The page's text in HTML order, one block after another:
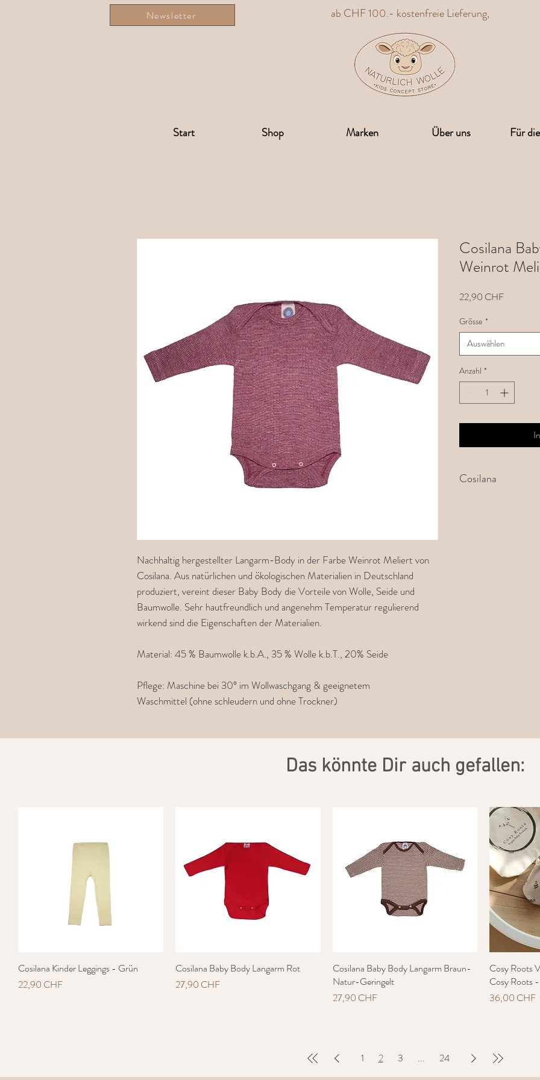
ab CHF 100.- kostenfreie Lieferung,
Newsletter
Start Shop Marken Über uns Für
Nachhaltig hergestellter Langarm-Body in der Farbe Weinrot Meliert von
Cosilana. Aus natürlichen und ökologischen Materialien in Deutschland
produziert, vereint dieser Baby Body die Vorteile von Wolle, Seide und
Baumwolle. Sehr hautfreundlich und angenehm Temperatur regulierend
wirkend sind die Eigenschaften der Materialien.
Material: 45 % Baumwolle k.b.A., 35 % Wolle k.b.T., 20% Seide
Pflege: Maschine bei 30° im Wollwaschgang & geeignetem
Waschmittel (ohne schleudern und ohne Trockner)
Cosilana
Weinrot
22,90 CHFPreis
Grösse *
Auswählen
Anzahl *
Cosilana
​Das könnte Dir auch gefallen:
Schnellansicht
Cosilana Kinder Leggings - Grün
Preis
22,90 CHF
Schnellansicht
Cosilana Baby Body Langarm Rot
Preis
27,90 CHF
Schnellansicht
Cosilana Baby Body Langarm Braun-
Natur-Geringelt
Preis
27,90 CHF
Cosy Roots
Cosy Roots
Preis
36,00 CHF
1 2 3 ... 24